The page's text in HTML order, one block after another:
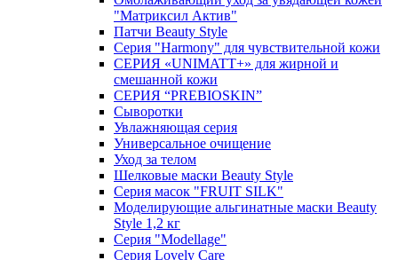
"Матриксил Актив"
Патчи Beauty Style
Серия "Harmony" для чувствительной кожи
СЕРИЯ «UNIMATT+» для жирной и
смешанной кожи
СЕРИЯ “PREBIOSKIN”
Сыворотки
Увлажняющая серия
Универсальное очищение
Уход за телом
Шелковые маски Beauty Style
Серия масок "FRUIT SILK"
Моделирующие альгинатные маски Beauty
Style 1,2 кг
Серия "Modellage"
Cерия Lovely Care